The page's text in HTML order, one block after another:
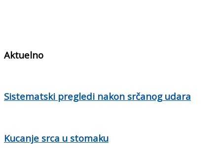
Aktuelno
Sistematski pregledi nakon srčanog udara
Kucanje srca u stomaku